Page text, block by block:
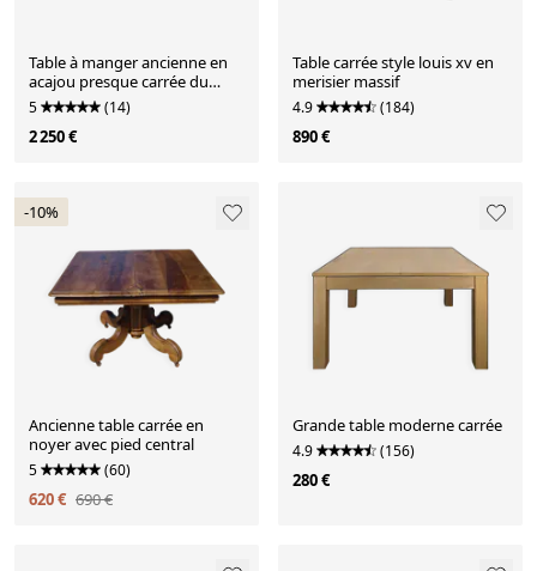
Table à manger ancienne en
acajou presque carrée du
19ème siècle
5 (14)
2 250 €
Table carrée style louis xv en
merisier massif
4.9 (184)
890 €
-10%
Ancienne table carrée en
noyer avec pied central
5 (60)
620 € 690 €
Grande table moderne carrée
4.9 (156)
280 €